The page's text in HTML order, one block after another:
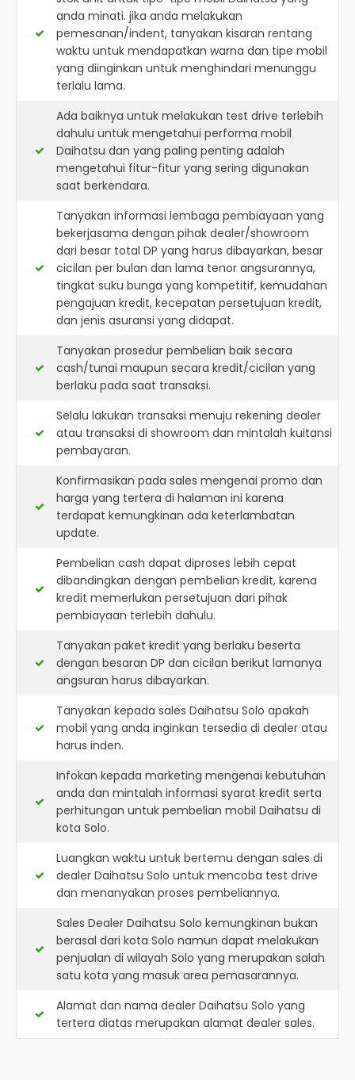
anda minati. jika anda melakukan
pemesanan/indent, tanyakan kisaran rentang
waktu untuk mendapatkan warna dan tipe mobil
yang diinginkan untuk menghindari menunggu
terlalu lama.
Ada baiknya untuk melakukan test drive terlebih
dahulu untuk mengetahui performa mobil
Daihatsu dan yang paling penting adalah
mengetahui fitur-fitur yang sering digunakan
saat berkendara.
Tanyakan informasi lembaga pembiayaan yang
bekerjasama dengan pihak dealer/showroom
dari besar total DP yang harus dibayarkan, besar
cicilan per bulan dan lama tenor angsurannya,
tingkat suku bunga yang kompetitif, kemudahan
pengajuan kredit, kecepatan persetujuan kredit,
dan jenis asuransi yang didapat.
Tanyakan prosedur pembelian baik secara
cash/tunai maupun secara kredit/cicilan yang
berlaku pada saat transaksi.
Selalu lakukan transaksi menuju rekening dealer
atau transaksi di showroom dan mintalah kuitansi
pembayaran.
Konfirmasikan pada sales mengenai promo dan
harga yang tertera di halaman ini karena
terdapat kemungkinan ada keterlambatan
update.
Pembelian cash dapat diproses lebih cepat
dibandingkan dengan pembelian kredit, karena
kredit memerlukan persetujuan dari pihak
pembiayaan terlebih dahulu.
Tanyakan paket kredit yang berlaku beserta
dengan besaran DP dan cicilan berikut lamanya
angsuran harus dibayarkan.
Tanyakan kepada sales Daihatsu Solo apakah
mobil yang anda inginkan tersedia di dealer atau
harus inden.
Infokan kepada marketing mengenai kebutuhan
anda dan mintalah informasi syarat kredit serta
perhitungan untuk pembelian mobil Daihatsu di
kota Solo.
Luangkan waktu untuk bertemu dengan sales di
dealer Daihatsu Solo untuk mencoba test drive
dan menanyakan proses pembeliannya.
Sales Dealer Daihatsu Solo kemungkinan bukan
berasal dari kota Solo namun dapat melakukan
penjualan di wilayah Solo yang merupakan salah
satu kota yang masuk area pemasarannya.
Alamat dan nama dealer Daihatsu Solo yang
tertera diatas merupakan alamat dealer sales.